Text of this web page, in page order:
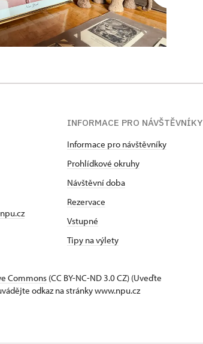
INFORMACE PRO NÁVŠTĚVNÍKY
Informace pro návštěvníky
Prohlídkové okruhy
Návštěvní doba
Rezervace
Vstupné
Tipy na výlety
Commons (CC BY-NC-ND 3.0 CZ) (Uveďte
odkaz na stránky www.npu.cz